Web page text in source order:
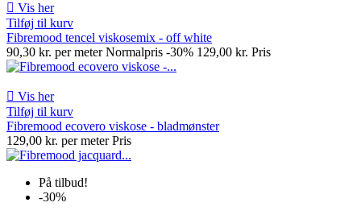
 Vis her
Tilføj til kurv
Fibremood tencel viskosemix - off white
90,30 kr. per meter Normalpris -30% 129,00 kr. Pris
 Vis her
Tilføj til kurv
Fibremood ecovero viskose - bladmønster
129,00 kr. per meter Pris
På tilbud!
-30%